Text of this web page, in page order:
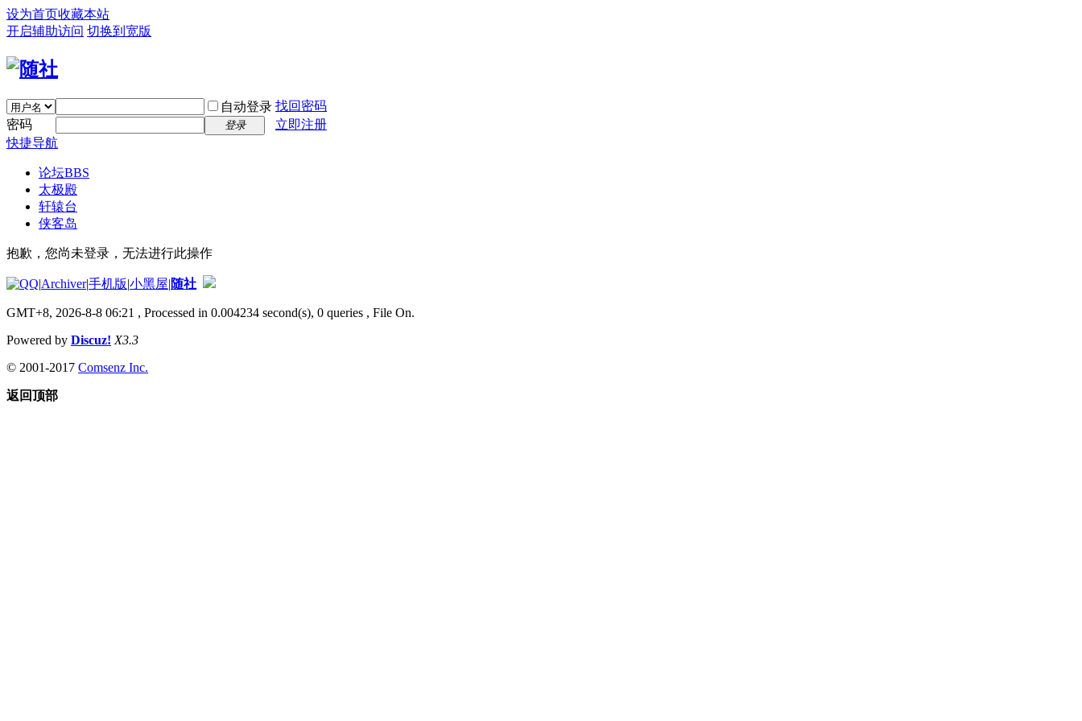
设为首页收藏本站
开启辅助访问 切换到宽版
自动登录 找回密码
密码
登录
立即注册
快捷导航
论坛BBS
太极殿
轩辕台
侠客岛
抱歉，您尚未登录，无法进行此操作
|Archiver|手机版|小黑屋|随社
GMT+8, 2026-8-8 06:21 , Processed in 0.004234 second(s), 0 queries , File On.
Powered by Discuz! X3.3
© 2001-2017 Comsenz Inc.
返回顶部